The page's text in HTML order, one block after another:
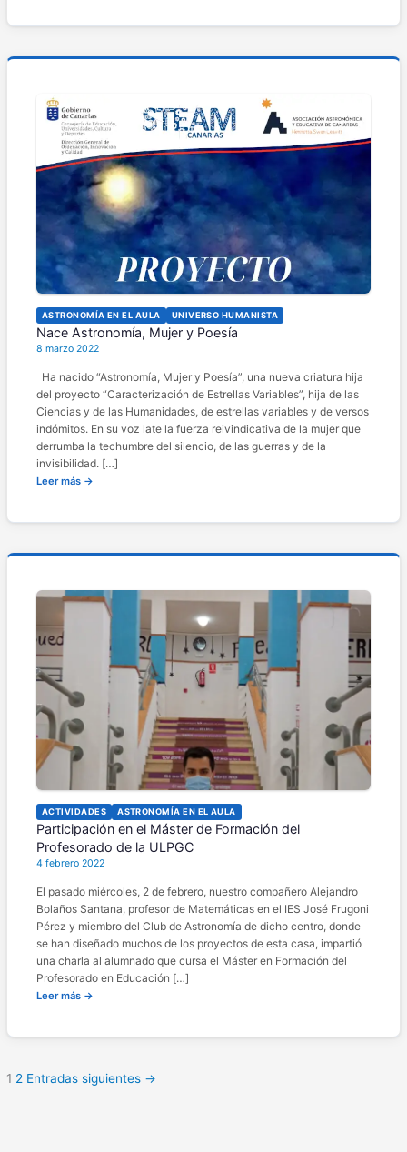
ASTRONOMÍA EN EL AULA UNIVERSO HUMANISTA
Nace Astronomía, Mujer y Poesía
8 marzo 2022
Ha nacido “Astronomía, Mujer y Poesía”, una nueva criatura hija
del proyecto “Caracterización de Estrellas Variables”, hija de las
Ciencias y de las Humanidades, de estrellas variables y de versos
indómitos. En su voz late la fuerza reivindicativa de la mujer que
derrumba la techumbre del silencio, de las guerras y de la
invisibilidad. […]
Leer más →
ACTIVIDADES ASTRONOMÍA EN EL AULA
Participación en el Máster de Formación del
Profesorado de la ULPGC
4 febrero 2022
El pasado miércoles, 2 de febrero, nuestro compañero Alejandro
Bolaños Santana, profesor de Matemáticas en el IES José Frugoni
Pérez y miembro del Club de Astronomía de dicho centro, donde
se han diseñado muchos de los proyectos de esta casa, impartió
una charla al alumnado que cursa el Máster en Formación del
Profesorado en Educación […]
Leer más →
1 2 Entradas siguientes →